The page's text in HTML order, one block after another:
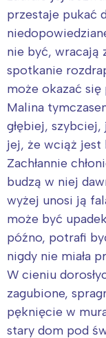
przestaje pukać
nie być, wracają
spotkanie
może okazać się
Malina
głębiej,
jej, że wciąż
Zachłannie
budzą w niej
wyżej unosi ją
może być
późno, potrafi
nigdy nie miała
W cieniu
zagubione,
pęknięcie w
stary dom pod